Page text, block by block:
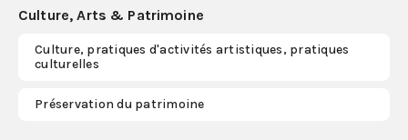
connecter
S'abonner
Culture, Arts & Patrimoine
Culture, pratiques d'activités artistiques, pratiques
culturelles
Préservation du patrimoine